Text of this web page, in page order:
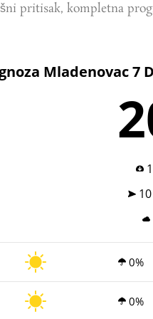
pritisak, kompletna
Mladenovac 7
0%
0%